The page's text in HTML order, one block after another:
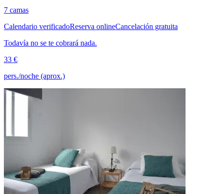
7 camas
Calendario verificadoReserva onlineCancelación gratuita
Todavía no se te cobrará nada.
33 €
pers./noche (aprox.)